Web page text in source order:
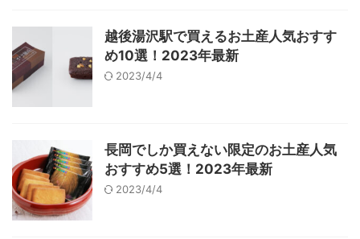
越後湯沢駅で買えるお土産人気おすす
め10選！2023年最新
2023/4/4
長岡でしか買えない限定のお土産人気
おすすめ5選！2023年最新
2023/4/4